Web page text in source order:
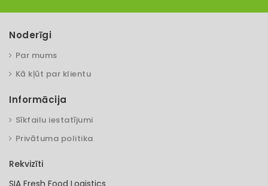
Noderīgi
Par mums
Kā kļūt par klientu
Informācija
Sīkfailu iestatījumi
Privātuma politika
Rekvizīti